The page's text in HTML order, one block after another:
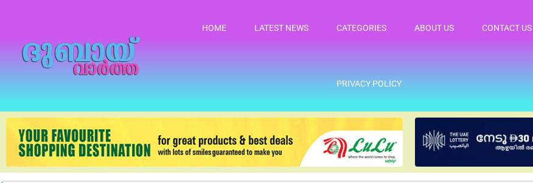
HOME LATEST NEWS CATEGORIES ABOUT US CONTACT US
PRIVACY POLICY